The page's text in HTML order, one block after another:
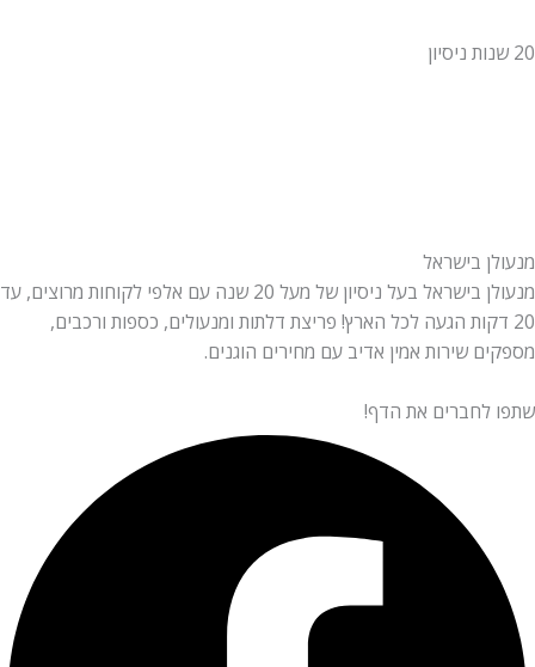
20 שנות ניסיון
מנעולן בישראל
מנעולן בישראל בעל ניסיון של מעל 20 שנה עם אלפי לקוחות מרוצים, עד
20 דקות הגעה לכל הארץ! פריצת דלתות ומנעולים, כספות ורכבים,
מספקים שירות אמין אדיב עם מחירים הוגנים.
שתפו לחברים את הדף!